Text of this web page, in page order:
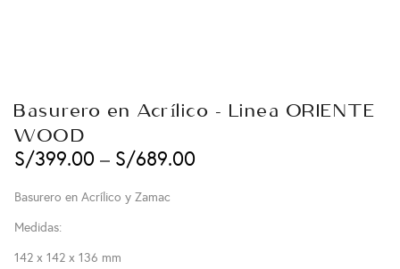
Basurero en Acrílico – Linea ORIENTE
WOOD
S/399.00 – S/689.00
Basurero en Acrílico y Zamac
Medidas:
142 x 142 x 136 mm